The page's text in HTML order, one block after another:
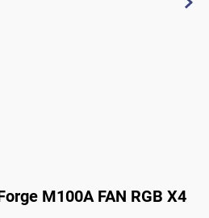
M100A FAN RGB X4